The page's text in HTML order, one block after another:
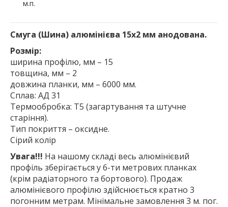
м.п.
Смуга (Шина) алюмінієва 15х2 мм анодована.
Розмір:
ширина профілю, мм – 15
товщина, мм – 2
довжина планки, мм – 6000 мм.
Сплав: АД 31
Термообробка: Т5 (загартування та штучне
старіння).
Тип покриття – оксидне.
Сірий колір
Увага!!! На нашому складі весь алюмінієвий
профіль зберігається у 6-ти метрових планках
(крім радіаторного та бортового). Продаж
алюмінієвого профілю здійснюється кратно 3
погонним метрам. Мінімальне замовлення 3 м. пог.